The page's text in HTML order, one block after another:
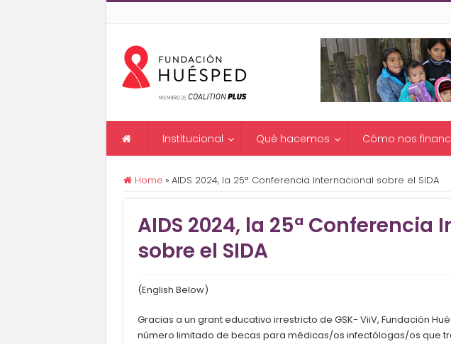
Institucional Qué hacemos Cómo nos
Home » AIDS 2024, la 25ª Conferencia Internacional sobre el SIDA
AIDS 2024, la 25ª Conferencia
sobre el SIDA
(English Below)
Gracias a un grant educativo irrestricto de GSK- ViiV, Fundación
número limitado de becas para médicas/os infectólogas/os que